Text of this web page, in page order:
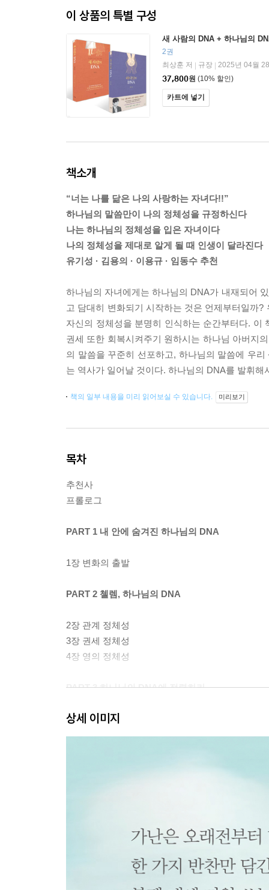
이 상품의 특별 구성
새 사람의 DNA + 하나님의
2권
최상훈 저
규장
2025년 04월
37,800원 (10% 할인)
카트에 넣기
책소개
“너는 나를 닮은 나의 사랑하는 자녀다!!”
하나님의 말씀만이 나의 정체성을 규정하신다
나는 하나님의 정체성을 입은 자녀이다
나의 정체성을 제대로 알게 될 때 인생이 달라진다
유기성 · 김용의 · 이용규 · 임동수 추천
하나님의 자녀에게는 하나님의 DNA가 내재되어
고 담대히 변화되기 시작하는 것은 언제부터일까
자신의 정체성을 분명히 인식하는 순간부터다.
권세 또한 회복시켜주기 원하시는 하나님 아버지
의 말씀을 꾸준히 선포하고, 하나님의 말씀에 우
는 역사가 일어날 것이다. 하나님의 DNA를 발휘
책의 일부 내용을 미리 읽어보실 수 있습니다. 미리보기
목차
추천사
프롤로그
PART 1 내 안에 숨겨진 하나님의 DNA
1장 변화의 출발
PART 2 첼렘, 하나님의 DNA
2장 관계 정체성
3장 권세 정체성
4장 영의 정체성
PART 3 하나님의 DNA에 정렬하라
5장 감정 정렬
6장 생각 정렬
10장 곡조 있는 기도
11장 승리하는 습관
상세 이미지